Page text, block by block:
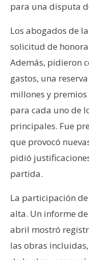
para una disputa
Los abogados de
solicitud de
Además, pidieron
gastos, una
millones y premios
para cada uno de
principales. Fue
que provocó
pidió
partida.
La participación
alta. Un informe
abril mostró
las obras